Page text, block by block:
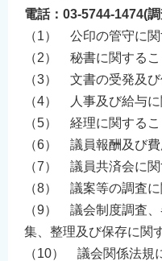
電話：03-5744-1474(
（1） 公印の管守に関
（2） 秘書に関するこ
（3） 文書の受発及び
（4） 人事及び給与に
（5） 経理に関するこ
（6） 議員報酬及び費
（7） 議員共済会に関
（8） 議案等の調査に
（9） 議会制度調査
集、整理及び保存に関
（10） 議会関係法規